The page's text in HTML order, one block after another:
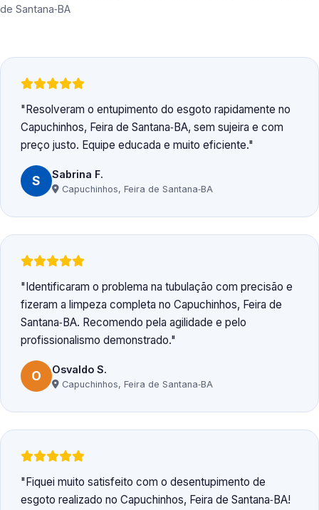
de Santana‑BA
Resolveram o entupimento do esgoto rapidamente no
Capuchinhos, Feira de Santana‑BA, sem sujeira e com
preço justo. Equipe educada e muito eficiente.
S Sabrina F.
Capuchinhos, Feira de Santana‑BA
Identificaram o problema na tubulação com precisão e
fizeram a limpeza completa no Capuchinhos, Feira de
Santana‑BA. Recomendo pela agilidade e pelo
profissionalismo demonstrado.
O Osvaldo S.
Capuchinhos, Feira de Santana‑BA
Fiquei muito satisfeito com o desentupimento de
esgoto realizado no Capuchinhos, Feira de Santana‑BA!